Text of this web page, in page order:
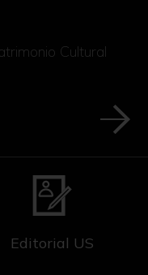
Cultural
Editorial US